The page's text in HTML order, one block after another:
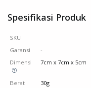
Spesifikasi Produk
SKU
Garansi
-
Dimensi
7cm x 7cm x 5cm
Berat
30g